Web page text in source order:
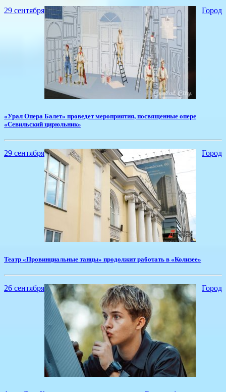
29 сентября Город
«Урал Опера Балет» проведет мероприятия, посвященные опере
«Севильский цирюльник»
29 сентября Город
​Театр «Провинциальные танцы» продолжит работать в «Колизее»
26 сентября Город